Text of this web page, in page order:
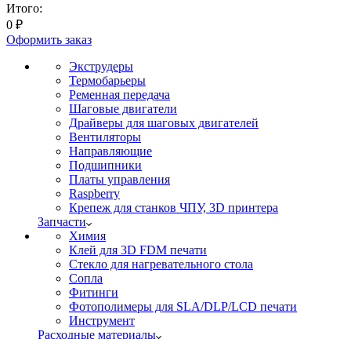
Итого:
0 ₽
Оформить заказ
Экструдеры
Термобарьеры
Ременная передача
Шаговые двигатели
Драйверы для шаговых двигателей
Вентиляторы
Направляющие
Подшипники
Платы управления
Raspberry
Крепеж для станков ЧПУ, 3D принтера
Запчасти
Химия
Клей для 3D FDM печати
Стекло для нагревательного стола
Сопла
Фитинги
Фотополимеры для SLA/DLP/LCD печати
Инструмент
Расходные материалы